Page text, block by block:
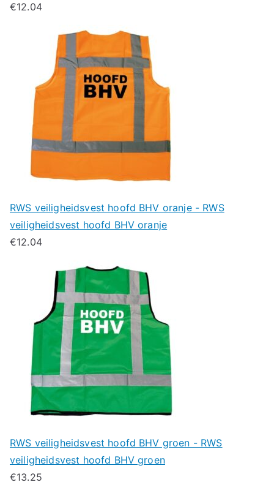
€12.04
RWS veiligheidsvest hoofd BHV oranje - RWS
veiligheidsvest hoofd BHV oranje
€12.04
RWS veiligheidsvest hoofd BHV groen - RWS
veiligheidsvest hoofd BHV groen
€13.25